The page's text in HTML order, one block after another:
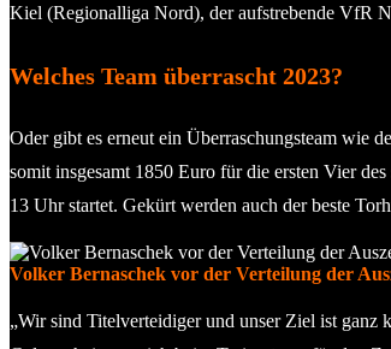
Kiel (Regionalliga Nord), der aufstrebende VfR
Welches Team überrascht 2023?
Oder gibt es erneut ein Überraschungsteam wie
somit insgesamt 1850 Euro für die ersten Vier
13 Uhr startet. Gekürt werden auch der beste
Volker Bernaschek vor der Verteilung der
„Wir sind Titelverteidiger und unser Ziel ist ganz